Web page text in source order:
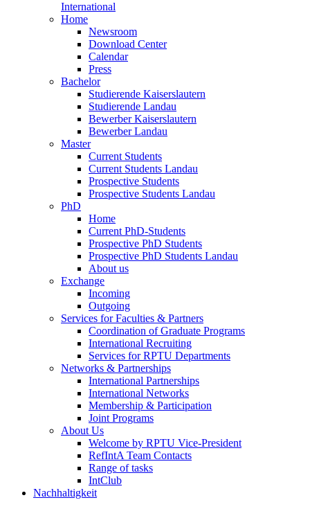
International
Home
Newsroom
Download Center
Calendar
Press
Bachelor
Studierende Kaiserslautern
Studierende Landau
Bewerber Kaiserslautern
Bewerber Landau
Master
Current Students
Current Students Landau
Prospective Students
Prospective Students Landau
PhD
Home
Current PhD-Students
Prospective PhD Students
Prospective PhD Students Landau
About us
Exchange
Incoming
Outgoing
Services for Faculties & Partners
Coordination of Graduate Programs
International Recruiting
Services for RPTU Departments
Networks & Partnerships
International Partnerships
International Networks
Membership & Participation
Joint Programs
About Us
Welcome by RPTU Vice-President
RefIntA Team Contacts
Range of tasks
IntClub
Nachhaltigkeit